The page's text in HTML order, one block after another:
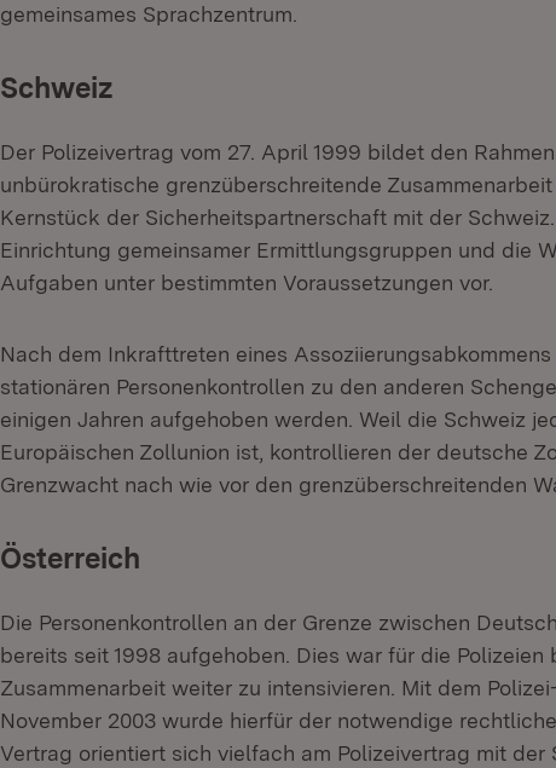
gemeinsames Sprachzentrum.
Schweiz
Der Polizeivertrag vom 27. April 1999 bildet den
unbürokratische grenzüberschreitende
Kernstück der Sicherheitspartnerschaft mit der
Einrichtung gemeinsamer Ermittlungsgruppen und die
Aufgaben unter bestimmten Voraussetzungen vor.
Nach dem Inkrafttreten eines
stationären Personenkontrollen zu den anderen
einigen Jahren aufgehoben werden. Weil die Schweiz
Europäischen Zollunion ist, kontrollieren der deutsche
Grenzwacht nach wie vor den grenzüberschreitenden
Österreich
Die Personenkontrollen an der Grenze zwischen
bereits seit 1998 aufgehoben. Dies war für die Polizeien
Zusammenarbeit weiter zu intensivieren. Mit dem
November 2003 wurde hierfür der notwendige
Vertrag orientiert sich vielfach am Polizeivertrag mit der